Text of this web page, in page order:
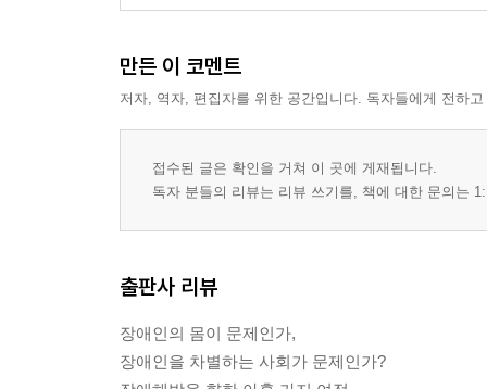
2. 자기결정권, 혼자서 결정한 대로 할 수 있는 권리
3. 자기결정권은 사회권이다
4. 누가 성년후견제도를 말하는가?
9장 모두를 위한 노동사회를 향해
3. 사회적 가치에 대한 인정투쟁
참고문헌
만든 이 코멘트
저자, 역자, 편집자를 위한 공간입니다. 독자들에게 전하
접수된 글은 확인을 거쳐 이 곳에 게재됩니다.
독자 분들의 리뷰는 리뷰 쓰기를, 책에 대한 문의는
출판사 리뷰
장애인의 몸이 문제인가,
장애인을 차별하는 사회가 문제인가?